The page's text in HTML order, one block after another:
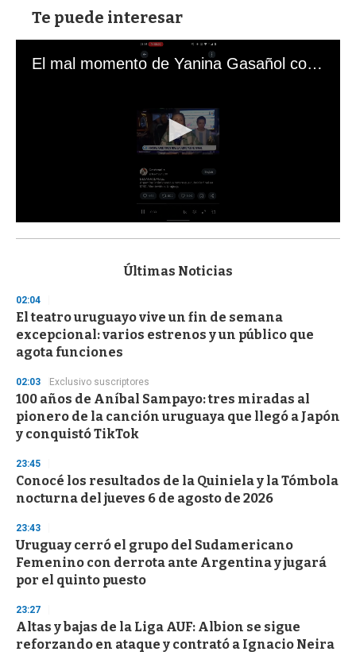
Te puede interesar
El mal momento de Yanina Gasañol con un hincha argentino en "Subrayado"
s
d
s
o
f
3
s
e
c
o
n
d
Últimas Noticias
02:04
El teatro uruguayo vive un fin de semana
excepcional: varios estrenos y un público que
agota funciones
02:03 Exclusivo suscriptores
100 años de Aníbal Sampayo: tres miradas al
pionero de la canción uruguaya que llegó a Japón
y conquistó TikTok
23:45
Conocé los resultados de la Quiniela y la Tómbola
nocturna del jueves 6 de agosto de 2026
23:43
Uruguay cerró el grupo del Sudamericano
Femenino con derrota ante Argentina y jugará
por el quinto puesto
23:27
Altas y bajas de la Liga AUF: Albion se sigue
reforzando en ataque y contrató a Ignacio Neira